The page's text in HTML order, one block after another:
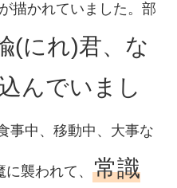
が描かれていました。部
(にれ)君、な
んでいまし
事中、移動中、大事な
襲われて、 常識